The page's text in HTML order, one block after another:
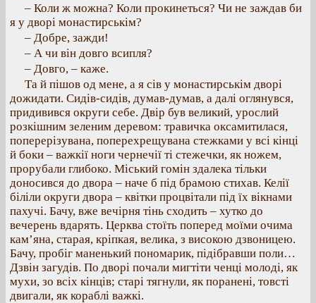
– Коли ж можна? Коли прокинеться? Чи не заждав би
я у дворі монастирськім?
– Добре, зажди!
– А чи він довго всипля?
– Довго, – каже.
Та й пішов од мене, а я сів у монастирськім дворі
дожидати. Сидів-сидів, думав-думав, а далі оглянувся,
придивився округи себе. Двір був великий, урослий
розкішним зеленим деревом: травичка оксамитилася,
поперерізувана, поперехрещувана стежками у всі кінці
й боки – важкії ноги чернечії ті стежечки, як ножем,
прорубали глибоко. Міський гомін здалека тільки
доносився до двора – наче б під брамою стихав. Келії
біліли округи двора – квітки процвітали під їх вікнами
пахучі. Бачу, вже вечірня тінь сходить – хутко до
вечерень вдарять. Церква стоїть поперед моїми очима
кам’яна, старая, кріпкая, велика, з високою дзвоницею.
Бачу, пробіг маненький пономарик, підібравши поли…
Дзвін загудів. По дворі почали мигтіти ченці молоді, як
мухи, зо всіх кінців; старі тягнули, як поранені, товсті
двигали, як кораблі важкі.